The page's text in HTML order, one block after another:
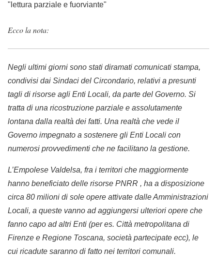
"lettura parziale e fuorviante"
Ecco la nota:
Negli ultimi giorni sono stati diramati comunicati stampa,
condivisi dai Sindaci del Circondario, relativi a presunti
tagli di risorse agli Enti Locali, da parte del Governo. Si
tratta di una ricostruzione parziale e assolutamente
lontana dalla realtà dei fatti. Una realtà che vede il
Governo impegnato a sostenere gli Enti Locali con
numerosi provvedimenti che ne facilitano la gestione.
L’Empolese Valdelsa, fra i territori che maggiormente
hanno beneficiato delle risorse PNRR , ha a disposizione
circa 80 milioni di sole opere attivate dalle Amministrazioni
Locali, a queste vanno ad aggiungersi ulteriori opere che
fanno capo ad altri Enti (per es. Città metropolitana di
Firenze e Regione Toscana, società partecipate ecc), le
cui ricadute saranno di fatto nei territori comunali.